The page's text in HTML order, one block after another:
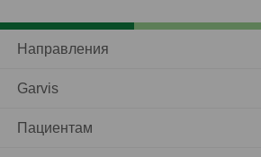
Направления
Garvis
Пациентам